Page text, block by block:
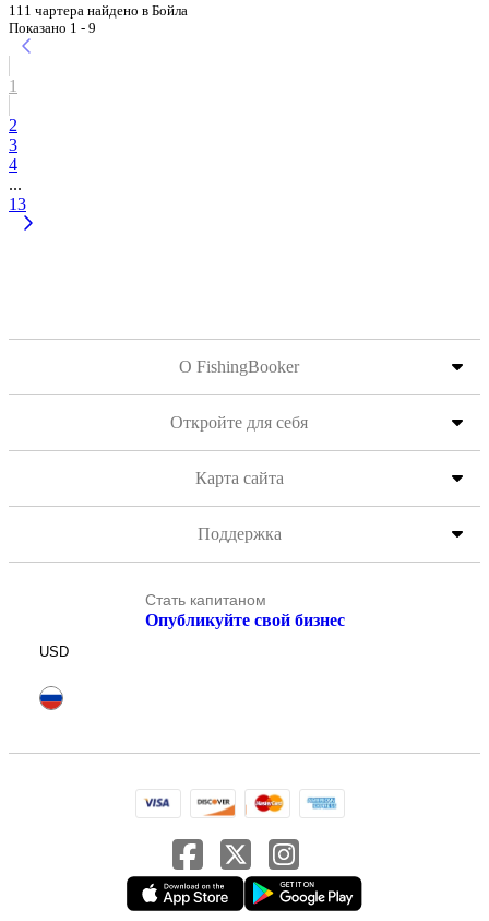
111 чартера найдено в Бойла
Показано 1 - 9
1
2
3
4
...
13
О FishingBooker
Откройте для себя
Карта сайта
Поддержка
Стать капитаном
Опубликуйте свой бизнес
USD